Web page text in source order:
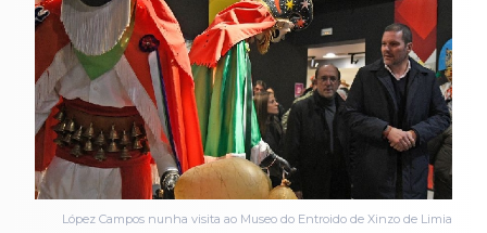
López Campos nunha visita ao Museo do Entroido de Xinzo de Limia